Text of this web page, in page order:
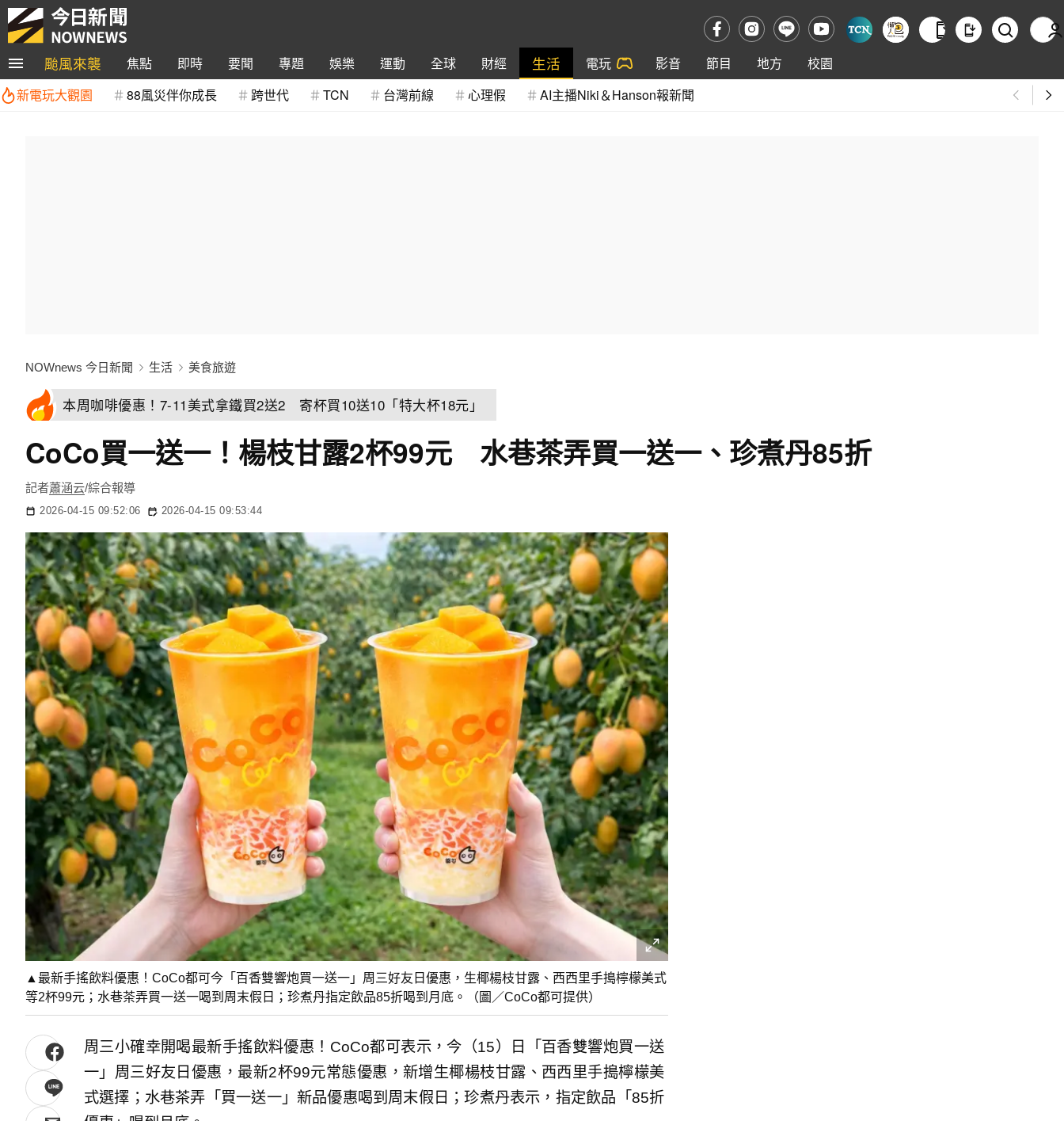
颱風來襲 焦點 即時 要聞 專題 娛樂 運動 全球 財經 生活 電玩 影音 節目 地方
校園
新電玩大觀園
88風災伴你成長 跨世代 TCN 台灣前線 心理假 AI主播Niki＆Hanson報新聞
NOWnews 今日新聞 生活 美食旅遊
本周咖啡優惠！7-11美式拿鐵買2送2 寄杯買10送10「特大杯18元」
CoCo買一送一！楊枝甘露2杯99元 水巷茶弄買一送一、珍煮丹85折
記者蕭涵云/綜合報導
2026-04-15 09:52:06 2026-04-15 09:53:44
▲最新手搖飲料優惠！CoCo都可今「百香雙響炮買一送一」周三好友日優惠，生椰楊枝甘露、西西里手搗檸檬美式
等2杯99元；水巷茶弄買一送一喝到周末假日；珍煮丹指定飲品85折喝到月底。（圖／CoCo都可提供）
周三小確幸開喝最新手搖飲料優惠！CoCo都可表示，今（15）日「百香雙響炮買一送
一」周三好友日優惠，最新2杯99元常態優惠，新增生椰楊枝甘露、西西里手搗檸檬美
式選擇；水巷茶弄「買一送一」新品優惠喝到周末假日；珍煮丹表示，指定飲品「85折